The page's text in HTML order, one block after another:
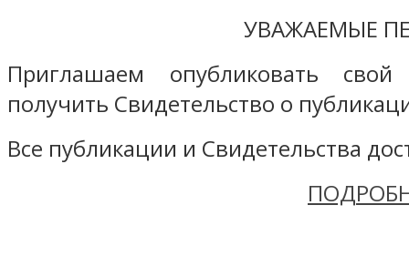
УВАЖАЕМЫЕ
Приглашаем опубликовать
получить Свидетельство о
Все публикации и Свидетельства